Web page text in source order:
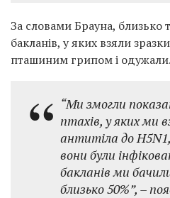
За словами Брауна, близько
бакланів, у яких взяли
пташиним грипом і одужали.
“Ми змогли
птахів, у яких ми
антитіла до
вони були
бакланів ми
близько 50%”, –